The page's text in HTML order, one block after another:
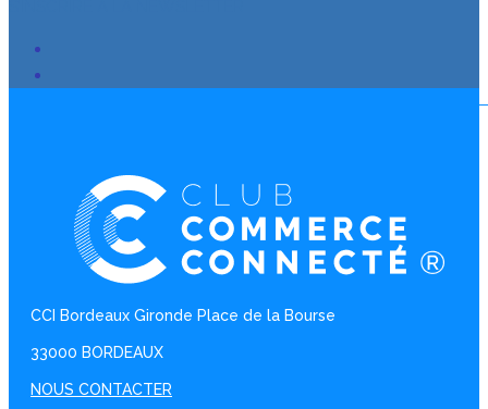
CCI Bordeaux Gironde Place de la Bourse
33000 BORDEAUX
NOUS CONTACTER